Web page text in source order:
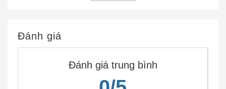
Tính năng và lợi ích của AIR-AP3802E-A-K9
Bảng dưới cho thấy tính năng và lợi ích của Wifi
Đánh giá
Đánh giá trung bình